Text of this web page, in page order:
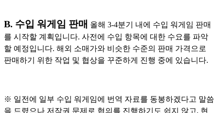
B. 수입 워게임 판매 올해 3-4분기 내에 수입 워게임 판매
를 시작할 계획입니다. 사전에 수입 항목에 대한 수요를 파악
할 예정입니다. 해외 소매가와 비슷한 수준의 판매 가격으로
판매하기 위한 작업 및 협상을 꾸준하게 진행 중에 있습니다.
※ 일전에 일부 수입 워게임에 번역 자료를 동봉하겠다고 말씀
을 드렸으나 저작권 문제로 협의를 진행하기도 쉽지 않고, 현